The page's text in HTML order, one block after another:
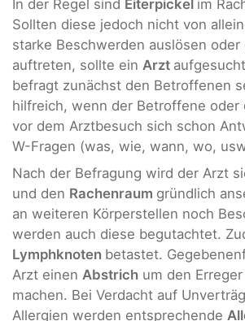
In der Regel sind Eiterpickel im
Sollten diese jedoch nicht von
starke Beschwerden auslösen oder
auftreten, sollte ein Arzt
befragt zunächst den Betroffenen
hilfreich, wenn der Betroffene oder
vor dem Arztbesuch sich schon
W-Fragen (was, wie, wann, wo,
Nach der Befragung wird der Arzt
und den Rachenraum gründlich
an weiteren Körperstellen noch
werden auch diese begutachtet.
Lymphknoten betastet.
Arzt einen Abstrich um den
machen. Bei Verdacht auf
Allergien werden entsprechende